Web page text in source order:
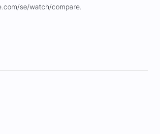
se/watch/compare.